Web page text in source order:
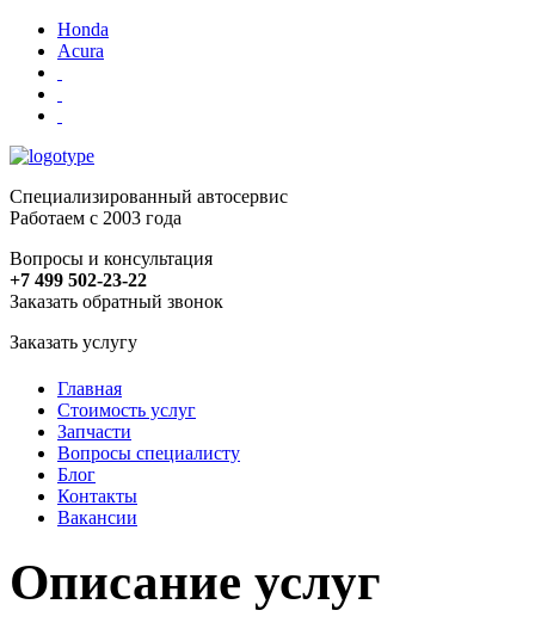
Honda
Acura
Специализированный автосервис
Работаем с 2003 года
Вопросы и консультация
+7 499 502-23-22
Заказать обратный звонок
Заказать услугу
Главная
Стоимость услуг
Запчасти
Вопросы специалисту
Блог
Контакты
Вакансии
Описание услуг